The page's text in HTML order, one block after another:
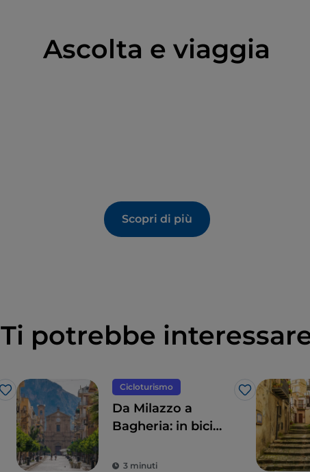
Ascolta e viaggia
Scopri di più
Ti potrebbe
Like
Cicloturismo
Like
Da Milazzo a
Bagheria: in bici
settentrionale della
3 minuti